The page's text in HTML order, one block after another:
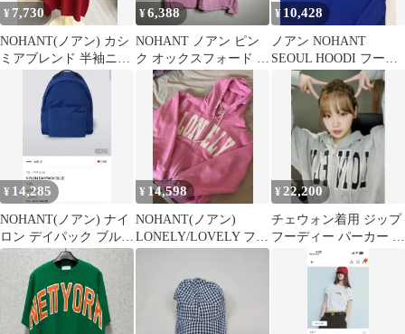
¥ 7,730
NOHANT(ノアン) カシ
ミアブレンド 半袖ニッ
ト レッド
¥6,388
NOHANT ノアン ピン
ク オックスフォード シ
ャツ L
¥ 10,428
ノアン NOHANT
SEOUL HOODI フーデ
ィーTシャツ XL(105)
¥ 14,285
NOHANT(ノアン) ナイ
ロン デイパック ブルー
新品
¥ 14,598
NOHANT(ノアン)
LONELY/LOVELY フー
ドジップアップ リーゾ
¥22,200
チェウォン着用 ジップ
フーディー パーカー グ
レー 正規品